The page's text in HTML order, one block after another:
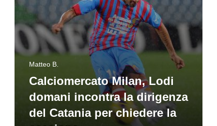
Matteo B.
Calciomercato Milan, Lodi
domani incontra la dirigenza
del Catania per chiedere la